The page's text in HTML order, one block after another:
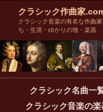
クラシック作曲家
クラシック音楽の有名な作曲
ち・生涯・ゆかりの地・楽器
クラシック名曲一
クラシック音楽の楽